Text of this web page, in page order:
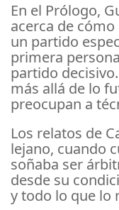
En el Prólogo,
acerca de
un partido
primera
partido
más allá de lo
preocupan a
Los relatos de
lejano, cuando
soñaba ser
desde su
y todo lo que lo